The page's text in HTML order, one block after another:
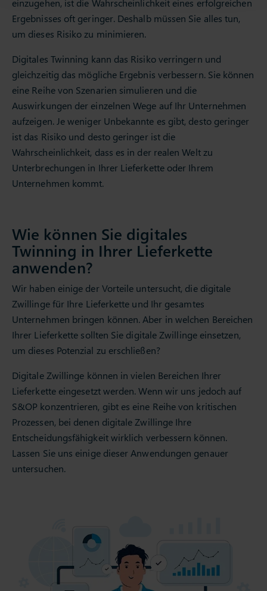
Ergebnisses oft geringer. Deshalb müssen Sie alles tun,
um dieses Risiko zu minimieren.
Digitales Twinning kann das Risiko verringern und
gleichzeitig das mögliche Ergebnis verbessern. Sie können
eine Reihe von Szenarien simulieren und die
Auswirkungen der einzelnen Wege auf Ihr Unternehmen
aufzeigen. Je weniger Unbekannte es gibt, desto geringer
ist das Risiko und desto geringer ist die
Wahrscheinlichkeit, dass es in der realen Welt zu
Unterbrechungen in Ihrer Lieferkette oder Ihrem
Unternehmen kommt.
Wie können Sie digitales
Twinning in Ihrer Lieferkette
anwenden?
Wir haben einige der Vorteile untersucht, die digitale
Zwillinge für Ihre Lieferkette und Ihr gesamtes
Unternehmen bringen können. Aber in welchen Bereichen
Ihrer Lieferkette sollten Sie digitale Zwillinge einsetzen,
um dieses Potenzial zu erschließen?
Digitale Zwillinge können in vielen Bereichen Ihrer
Lieferkette eingesetzt werden. Wenn wir uns jedoch auf
S&OP konzentrieren, gibt es eine Reihe von kritischen
Prozessen, bei denen digitale Zwillinge Ihre
Entscheidungsfähigkeit wirklich verbessern können.
Lassen Sie uns einige dieser Anwendungen genauer
untersuchen.